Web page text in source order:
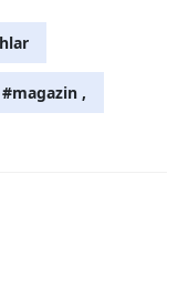
Kırıkkale
Batman
#magazin ,